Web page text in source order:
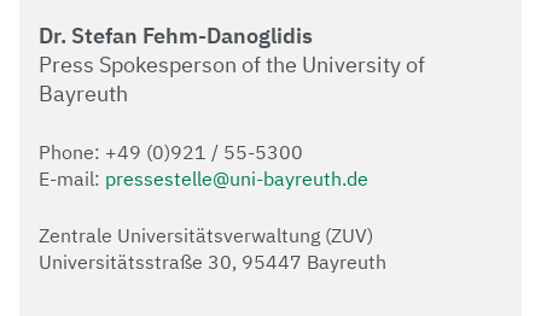
Dr. Stefan Fehm-Danoglidis
Press Spokesperson of the University of
Bayreuth
Phone: +49 (0)921 / 55-5300
E-mail: pressestelle@uni-bayreuth.de
Zentrale Universitätsverwaltung (ZUV)
Universitätsstraße 30, 95447 Bayreuth